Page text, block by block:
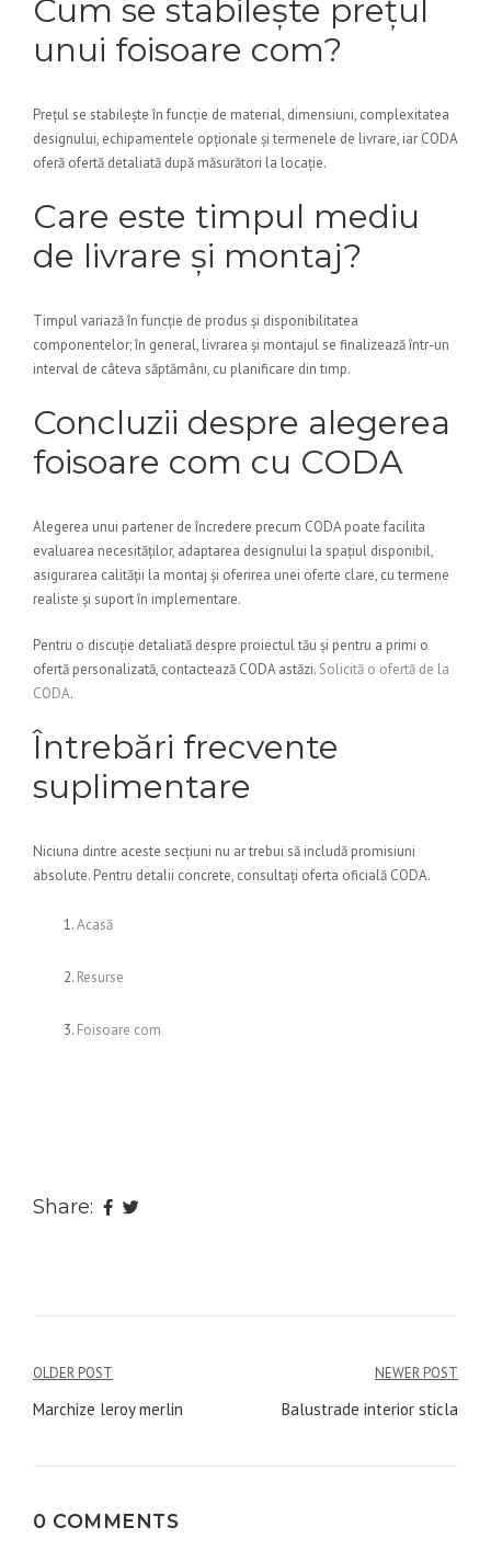
Cum se stabilește prețul
unui foisoare com?
Prețul se stabilește în funcție de material, dimensiuni, complexitatea
designului, echipamentele opționale și termenele de livrare, iar CODA
oferă ofertă detaliată după măsurători la locație.
Care este timpul mediu
de livrare și montaj?
Timpul variază în funcție de produs și disponibilitatea
componentelor; în general, livrarea și montajul se finalizează într-un
interval de câteva săptămâni, cu planificare din timp.
Concluzii despre alegerea
foisoare com cu CODA
Alegerea unui partener de încredere precum CODA poate facilita
evaluarea necesităților, adaptarea designului la spațiul disponibil,
asigurarea calității la montaj și oferirea unei oferte clare, cu termene
realiste și suport în implementare.
Pentru o discuție detaliată despre proiectul tău și pentru a primi o
ofertă personalizată, contactează CODA astăzi. Solicită o ofertă de la
CODA.
Întrebări frecvente
suplimentare
Niciuna dintre aceste secțiuni nu ar trebui să includă promisiuni
absolute. Pentru detalii concrete, consultați oferta oficială CODA.
Acasă
Resurse
Foisoare com
Share:
Navigare
în
OLDER POST
Marchize leroy merlin
NEWER POST
Balustrade interior sticla
0 COMMENTS